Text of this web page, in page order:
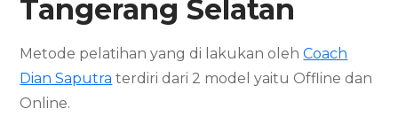
Tangerang Selatan
Metode pelatihan yang di lakukan olehCoach
Dian Saputra terdiri dari 2 model yaitu Offline dan
Online.